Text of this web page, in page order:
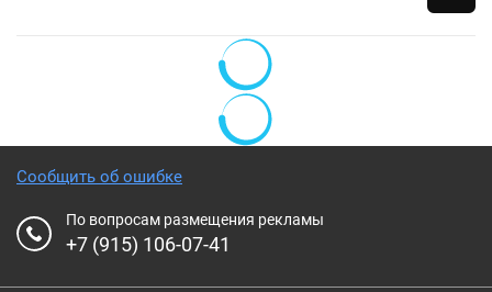
Сообщить об ошибке
По вопросам размещения рекламы
+7 (915) 106-07-41